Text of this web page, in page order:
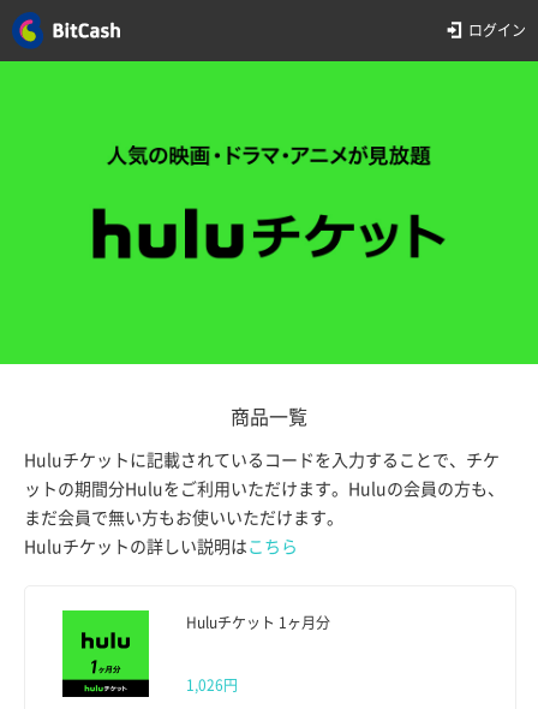
ログイン
商品一覧
Huluチケットに記載されているコードを入力することで、チケ
ットの期間分Huluをご利用いただけます。Huluの会員の方も、
まだ会員で無い方もお使いいただけます。
Huluチケットの詳しい説明は こちら
Huluチケット 1ヶ月分
1,026円